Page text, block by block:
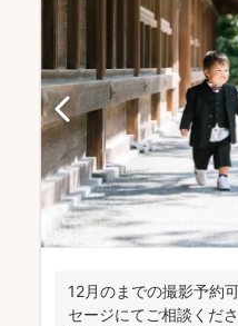
12月のまでの撮影予約
セージにてご相談くだ